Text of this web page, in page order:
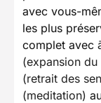
avec vous-
les plus
complet avec
(expansion
(retrait des
(meditation)